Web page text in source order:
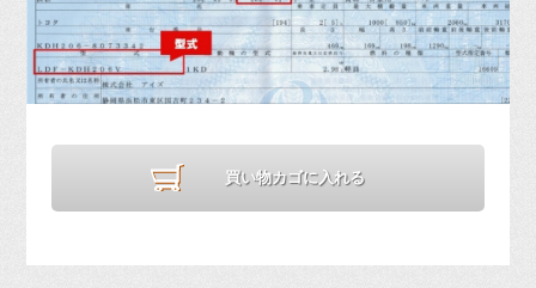
買い物カゴに入れる